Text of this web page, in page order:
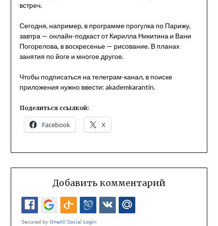
встреч.
Сегодня, например, в программе прогулка по Парижу,
завтра — онлайн-подкаст от Кирилла Никитина и Вани
Погорелова, в воскресенье — рисование. В планах
занятия по йоге и многое другое.
Чтобы подписаться на телеграм-канал, в поиске
приложения нужно ввести: akademkarantin.
Поделиться ссылкой:
Facebook X
Добавить комментарий